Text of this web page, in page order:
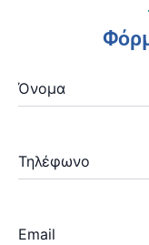
Όνομα
Τηλέφωνο
Email